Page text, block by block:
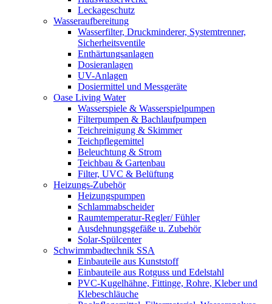
Leckageschutz
Wasseraufbereitung
Wasserfilter, Druckminderer, Systemtrenner,
Sicherheitsventile
Enthärtungsanlagen
Dosieranlagen
UV-Anlagen
Dosiermittel und Messgeräte
Oase Living Water
Wasserspiele & Wasserspielpumpen
Filterpumpen & Bachlaufpumpen
Teichreinigung & Skimmer
Teichpflegemittel
Beleuchtung & Strom
Teichbau & Gartenbau
Filter, UVC & Belüftung
Heizungs-Zubehör
Heizungspumpen
Schlammabscheider
Raumtemperatur-Regler/ Fühler
Ausdehnungsgefäße u. Zubehör
Solar-Spülcenter
Schwimmbadtechnik SSA
Einbauteile aus Kunststoff
Einbauteile aus Rotguss und Edelstahl
PVC-Kugelhähne, Fittinge, Rohre, Kleber und
Klebeschläuche